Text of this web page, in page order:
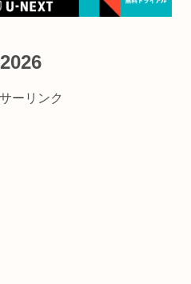
ーリンク